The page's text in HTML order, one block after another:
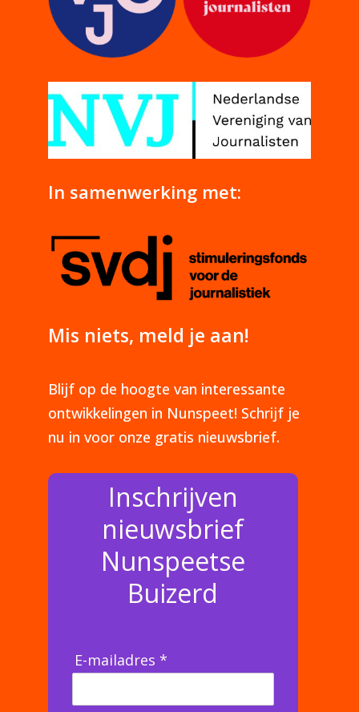
In samenwerking met:
Mis niets, meld je aan!
Blijf op de hoogte van interessante
ontwikkelingen in Nunspeet! Schrijf je
nu in voor onze gratis nieuwsbrief.
Inschrijven
nieuwsbrief
Nunspeetse
Buizerd
E-mailadres *